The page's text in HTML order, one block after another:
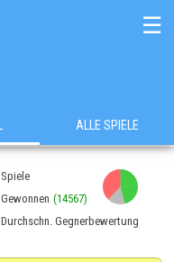
☰
ALLE SPIELE
Spiele
Gewonnen (14567)
Durchschn. Gegnerbewertung